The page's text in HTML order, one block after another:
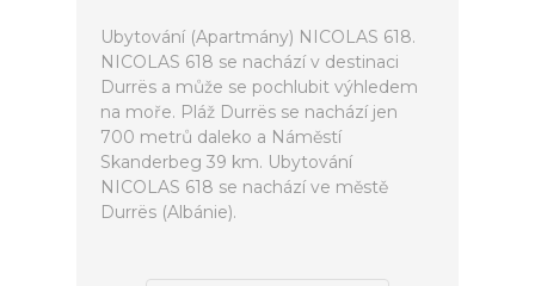
Ubytování (Apartmány) NICOLAS 618.
NICOLAS 618 se nachází v destinaci
Durrës a může se pochlubit výhledem
na moře. Pláž Durrës se nachází jen
700 metrů daleko a Náměstí
Skanderbeg 39 km. Ubytování
NICOLAS 618 se nachází ve městě
Durrës (Albánie).